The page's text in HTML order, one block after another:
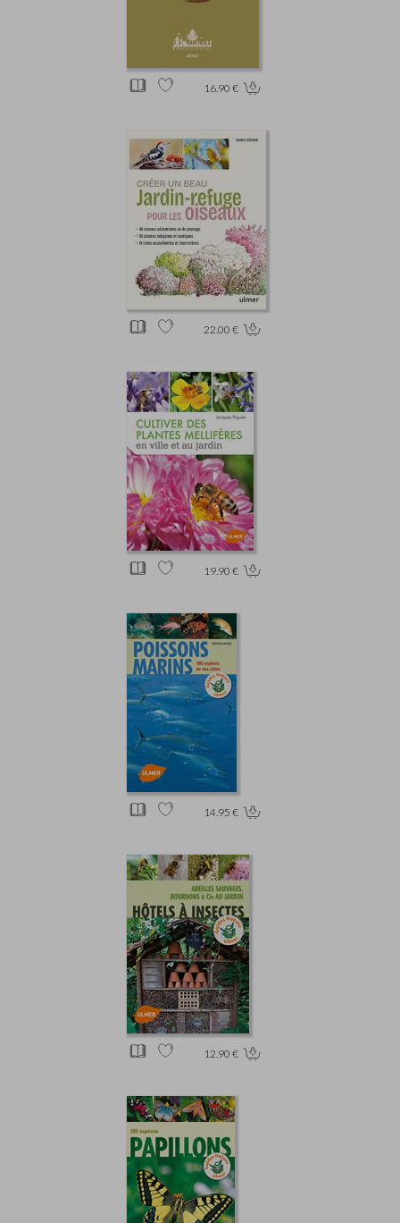
16.90 €
22.00 €
19.90 €
14.95 €
12.90 €